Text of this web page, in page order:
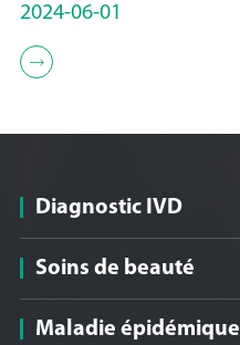
2024-06-01

Diagnostic IVD
Soins de beauté
Maladie épidémique